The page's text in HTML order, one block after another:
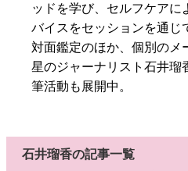
ッドを学び、セルフケアに
バイスをセッションを通じ
対面鑑定のほか、個別のメ
星のジャーナリスト石井瑠
筆活動も展開中。
石井瑠香の記事一覧